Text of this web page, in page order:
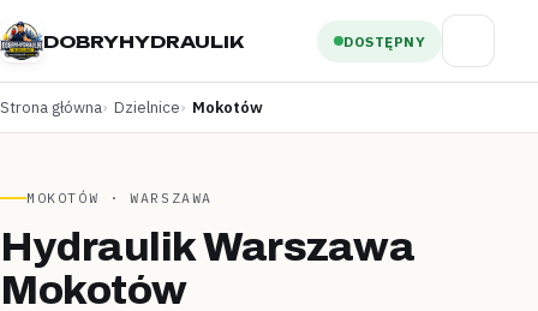
DOBRYHYDRAULIK DOSTĘPNY
Strona główna Dzielnice Mokotów
MOKOTÓW · WARSZAWA
Hydraulik Warszawa
Mokotów